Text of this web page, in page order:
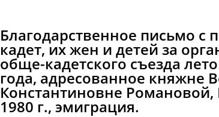
Благодарственное письмо с
кадет, их жен и детей за
обще-кадетского съезда
года, адресованное княжне
Константиновне
1980 г., эмиграция.